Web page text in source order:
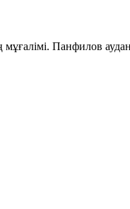
мұғалімі. Панфилов